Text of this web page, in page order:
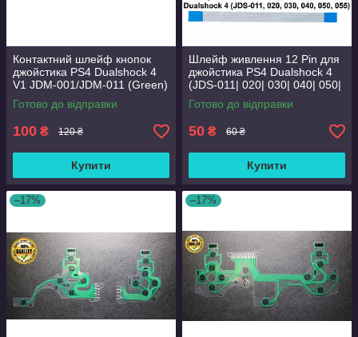
Контактний шлейф кнопок
джойстика PS4 Dualshock 4
V1 JDM-001/JDM-011 (Green)
(Оригінал)
Готово до відправки
100 ₴ 120 ₴
Купити
Шлейф живлення 12 Pin для
джойстика PS4 Dualshock 4
(JDS-011| 020| 030| 040| 050|
055) (Оригінал)
Готово до відправки
50 ₴ 60 ₴
Купити
–17% –17%